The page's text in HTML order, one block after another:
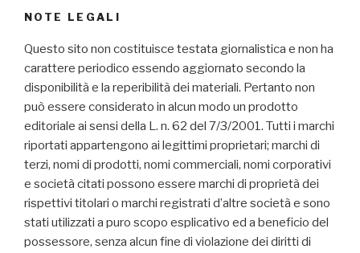
NOTE LEGALI
Questo sito non costituisce testata giornalistica e non ha
carattere periodico essendo aggiornato secondo la
disponibilità e la reperibilità dei materiali. Pertanto non
può essere considerato in alcun modo un prodotto
editoriale ai sensi della L. n. 62 del 7/3/2001. Tutti i marchi
riportati appartengono ai legittimi proprietari; marchi di
terzi, nomi di prodotti, nomi commerciali, nomi corporativi
e società citati possono essere marchi di proprietà dei
rispettivi titolari o marchi registrati d’altre società e sono
stati utilizzati a puro scopo esplicativo ed a beneficio del
possessore, senza alcun fine di violazione dei diritti di